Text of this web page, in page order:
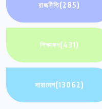
রাজনীতি(285)
শিক্ষাঙ্গন(431)
সারাদেশ(13062)